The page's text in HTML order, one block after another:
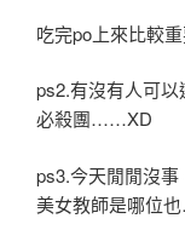
吃完po上來比較
ps2.有沒有人可
必殺團……XD
ps3.今天閒閒沒
美女教師是哪位